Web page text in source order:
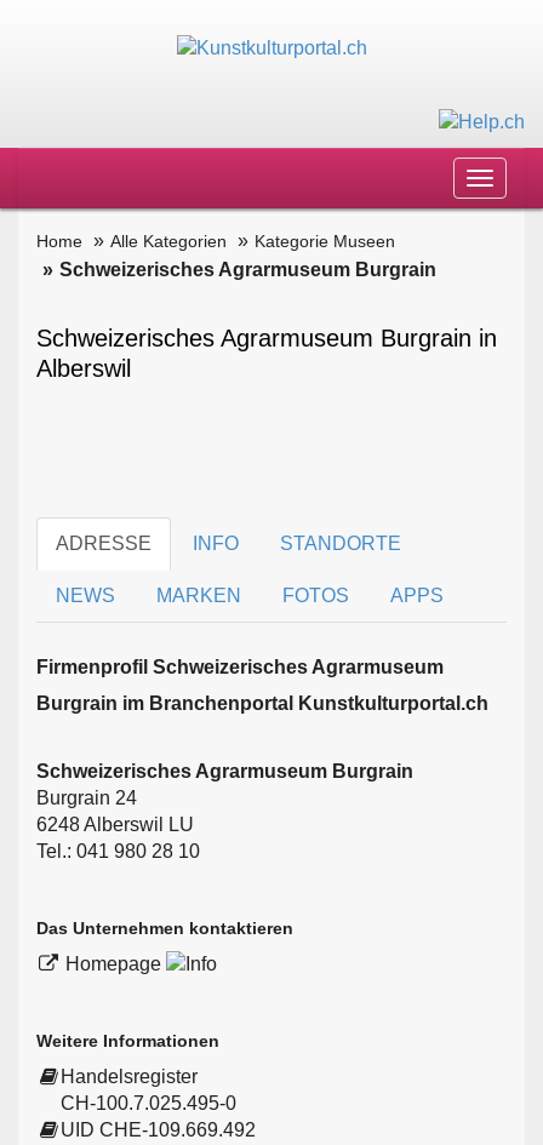
Toggle
Home Alle Kategorien Kategorie Museen
Schweizerisches Agrarmuseum Burgrain
Schweizerisches Agrarmuseum Burgrain in
Alberswil
ADRESSE INFO STANDORTE
NEWS MARKEN FOTOS APPS
Firmen­profil Schweizerisches Agrarmuseum
Burgrain im Branchen­portal Kunstkulturportal.ch
Schweizerisches Agrarmuseum Burgrain
Burgrain 24
6248 Alberswil LU
Tel.: 041 980 28 10
Das Unternehmen kontaktieren
Homepage
Weitere Informationen
Handelsregister
CH-100.7.025.495-0
UID CHE-109.669.492